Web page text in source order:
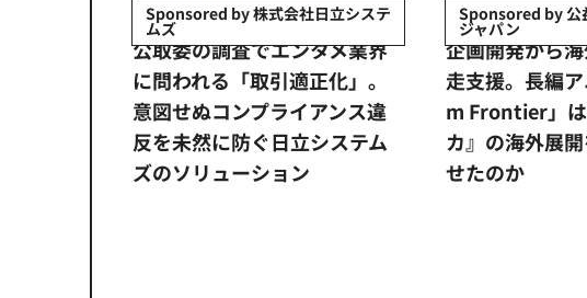
Sponsored by 公益財団法人 ユニ
ジャパン
企画開発から海外展開まで伴
走支援。長編アニメ支援「Fil
m Frontier」は、『ホウセン
カ』の海外展開をどう加速さ
せたのか
イベント
【🎥イベント
なぜ日本にア
画祭が必要な
氏が語る、世界